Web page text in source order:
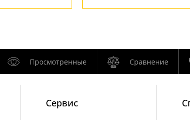
Просмотренные Сравнение
Cервис